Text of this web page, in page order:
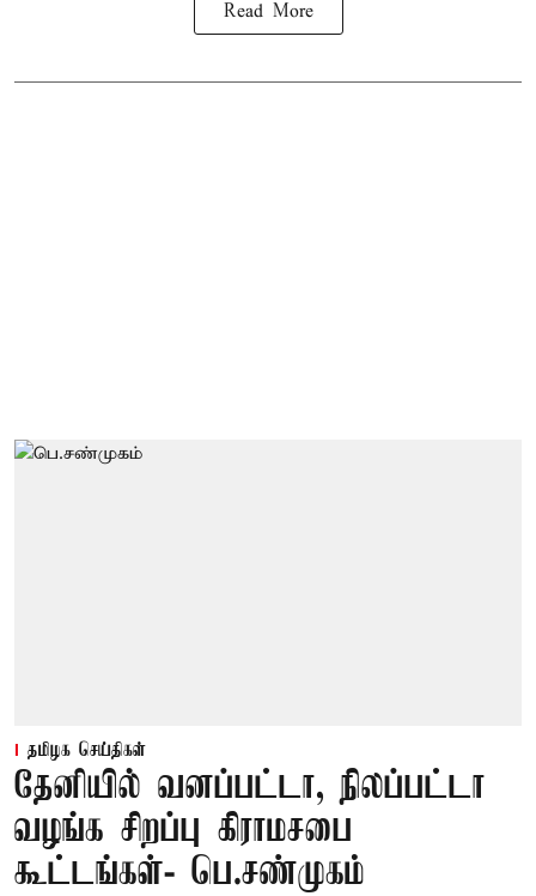
Read More
தமிழக செய்திகள்
தேனியில் வனப்பட்டா, நிலப்பட்டா
வழங்க சிறப்பு கிராமசபை
கூட்டங்கள்- பெ.சண்முகம்